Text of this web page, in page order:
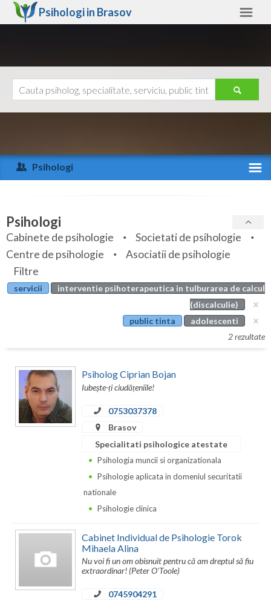
Psihologi in Brasov
Arad
Arges
Bihor
Bistrita-Nasaud
Botosani
Bucuresti
Buzau
Calarasi
Caras-Severin
Galati
Giurgiu
Ajutor
Psihologi
Specialitati
Servicii
Articole
Evenimente
Psihologi
Cabinete de psihologie
Societati de psihologie
Centre de psihologie
Asociatii de psihologie
Filtre
servicii
interventie psihoterapeutica in tulburarea de calcul
(discalculie)
public tinta
adolescenti
2 rezultate
Psiholog Ciprian Bojan
Iubește-ți ciudățeniile!
0753037378
Brasov
Specialitati psihologice atestate
Psihologia muncii si organizationala
Psihologie aplicata in domeniul securitatii
nationale
Psihologie clinica
Cabinet Individual de Psihologie Torok
Mihaela Alina
Nu voi fi un om obisnuit pentru că am dreptul să fiu
extraordinar! (Peter O'Toole)
0745904291